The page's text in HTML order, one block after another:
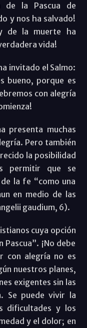
de la Pascua de
y nos ha salvado!
de la muerte ha
vida!
invitado el Salmo:
bueno, porque es
con alegría
presenta muchas
Pero también
la posibilidad
permitir que se
la fe “como una
en medio de las
gaudium, 6).
cuya opción
Pascua”. ¡No debe
con alegría no es
nuestros planes,
exigentes sin las
Se puede vivir la
dificultades y los
y el dolor; en